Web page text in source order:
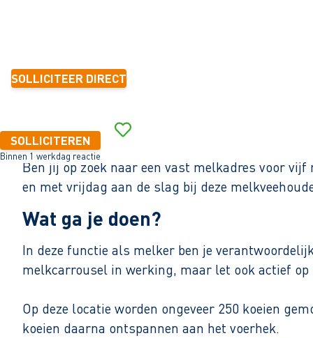
SOLLICITEER DIRECT
SOLLICITEREN
Binnen 1 werkdag reactie
Ben jij op zoek naar een vast melkadres voor
en met vrijdag aan de slag bij deze
Wat ga je doen?
In deze functie als melker ben je
melkcarrousel in werking, maar let ook actief op
Op deze locatie worden ongeveer 250 koeien
koeien daarna ontspannen aan het voerhek.